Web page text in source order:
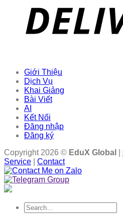
Giới Thiệu
Dịch Vụ
Khai Giảng
Bài Viết
AI
Kết Nối
Đăng nhập
Đăng ký
Copyright 2026 © EduX Global
Service
Contact
Search